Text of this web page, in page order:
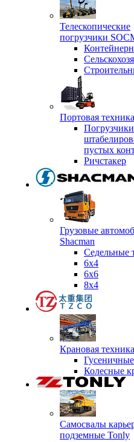
Телескопические
погрузчики
Портовая
пустых
Ричстакер
Грузовые
Shacman
Седельные
6х4
6x6
8x4
Крановая
Колесные
Самосвалы
подземные Tonly